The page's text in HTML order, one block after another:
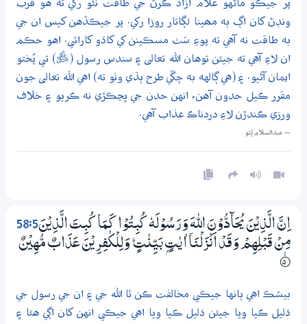
پر جيڪو ماڻهو غلام آزاد ڪرڻ جي طاقت نٿو رکي ته هُو قرب
ونڊڻ کان اڳ ٻه مھينا لڳاتار روزا رکي. پر جيڪڏهن کيس ان جي
به طاقت نه آهي ته پوءِ سَٺ مسڪينن کي کاڌو کارائي. اهو حڪم
ان لاءِ آهي ته جيئن توهان الله تعالى ۽ سندس رسول (ﷺ) تي پُختو
ايمان آڻيو. ۽ (هي ڳالهه به چڱي طرح ٻڌي وٺو ته) اهي الله تعالى جون
مقرر ڪيل حدون آهن، انهن حدن جي ڀڃڪڙي نه ڪريو ۽ خلاف
ورزي ڪندڙن لاءِ دردناڪ عذاب آهي.
— عبدالسلام ڀُٽو
58:5اِنَّ الَّذِيْنَ يُحَاۗدُّوْنَ اللّٰهَ وَرَسُوْلَهٗ كُبِتُوْا كَــمَا كُبِتَ الَّذِيْنَ
مِنْ قَبْلِهِمْ وَقَدْ اَنْزَلْنَآ اٰيٰتٍۢ بَيِّنٰتٍ ۭ وَلِلْكٰفِرِيْنَ عَذَابٌ مُّهِيْنٌ
5‏۝ۚ
بيشڪ اهي ٻانها جيڪي مخالفت ڪن ٿا الله جي ۽ ان جي رسول جي
ذليل ڪيا ويا جيئن ذليل ڪيا ويا اهي جيڪي انهن کان اڳي هئا ۽